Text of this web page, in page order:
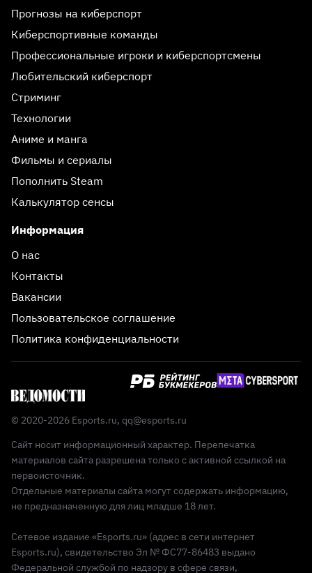
Прогнозы на киберспорт
Киберспортивные команды
Профессиональные игроки и киберспортсмены
Любительский киберспорт
Стриминг
Технологии
Аниме и манга
Фильмы и сериалы
Пополнить Steam
Калькулятор сенсы
Информация
О нас
Контакты
Вакансии
Пользовательское соглашение
Политика конфиденциальности
© 2020-2026 Esports.ru, qq@esports.ru
Сайт носит информационный характер. Перепечатка
материалов сайта разрешена только с активной ссылкой на
первоисточник.
Отдельные материалы сайта могут содержать информацию,
не предназначенную для лиц младше 18 лет.
Сетевое издание «Esports.ru» (адрес в сети интернет
Esports.ru), свидетельство Эл № ФС77-86483 выдано
Федеральной службой по надзору в сфере связи,